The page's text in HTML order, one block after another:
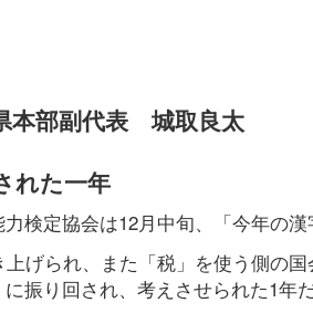
本部副代表 城取良太
れた一年
検定協会は12月中旬、「今年の
げられ、また「税」を使う側の
振り回され、考えさせられた1年